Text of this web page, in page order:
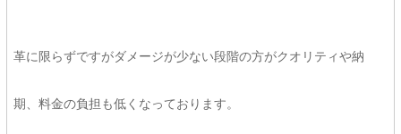
革に限らずですがダメージが少ない段階の方がクオリティや納
期、料金の負担も低くなっております。